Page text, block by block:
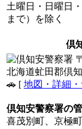
土曜日・日曜日
まで）を除く
倶
北海道虻田郡倶
🚗 [ 地図・詳細
倶知安警察署の
喜茂別町、京極